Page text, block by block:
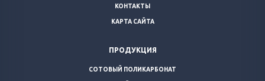
КОНТАКТЫ
КАРТА САЙТА
ПРОДУКЦИЯ
СОТОВЫЙ ПОЛИКАРБОНАТ